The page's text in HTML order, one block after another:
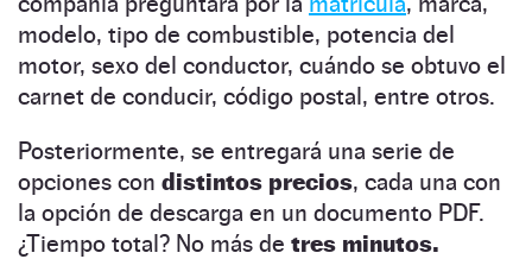
modelo, tipo de combustible, potencia del
motor, sexo del conductor, cuándo se obtuvo el
carnet de conducir, código postal, entre otros.
Posteriormente, se entregará una serie de
opciones con distintos precios, cada una con
la opción de descarga en un documento PDF.
¿Tiempo total? No más de tres minutos.